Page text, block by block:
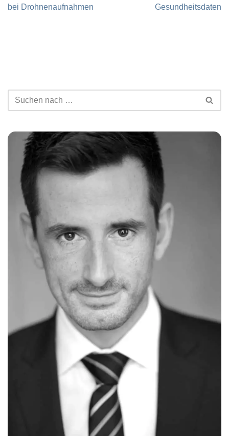
bei Drohnenaufnahmen Gesundheitsdaten